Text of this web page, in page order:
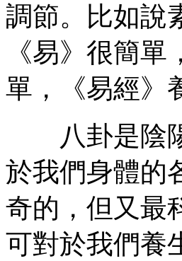
調節。比如說
《易》很簡
單，《易經》
八卦是陰陽
於我們身體的
奇的，但又最
可對於我們養